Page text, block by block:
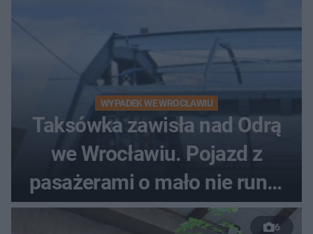
WYPADEK WE WROCŁAWIU
Taksówka zawisła nad Odrą
we Wrocławiu. Pojazd z
pasażerami o mało nie runął
do rzeki
6